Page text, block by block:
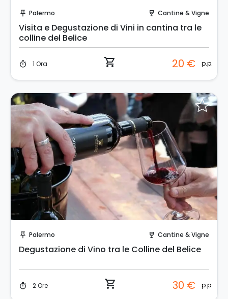
push_pin Palermo wine_bar Cantine & Vigne
Visita e Degustazione di Vini in cantina tra le
colline del Belice
timer 1 Ora shopping_cart 20 € p.p.
push_pin Palermo wine_bar Cantine & Vigne
Degustazione di Vino tra le Colline del Belice
timer 2 Ore shopping_cart 30 € p.p.